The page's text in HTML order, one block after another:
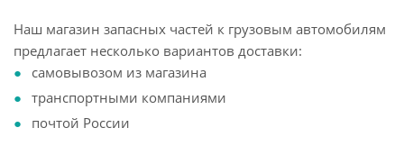
Наш магазин запасных частей к грузовым автомобилям
предлагает несколько вариантов доставки:
самовывозом из магазина
транспортными компаниями
почтой России